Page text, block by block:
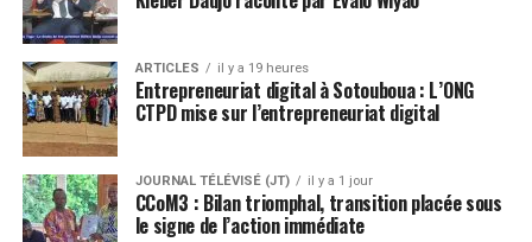
ARTICLES il y a 19 heures
Entrepreneuriat digital à Sotouboua : L’ONG
CTPD mise sur l’entrepreneuriat digital
JOURNAL TÉLÉVISÉ (JT) il y a 1 jour
CCoM3 : Bilan triomphal, transition placée sous
le signe de l’action immédiate